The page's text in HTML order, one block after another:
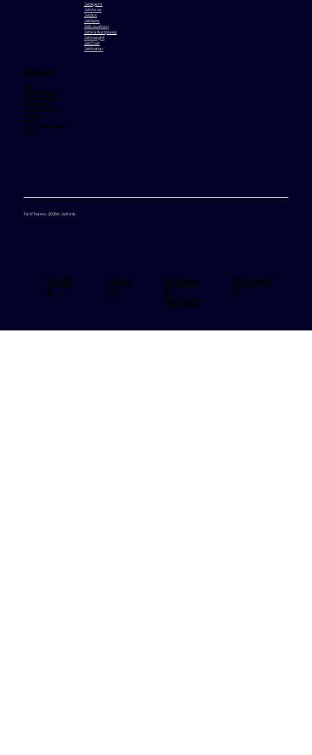
JetAgent
JetVoice
JetBot
JetRate
JetLocation
JetMarketplace
JetInsight
JetChat
JetAvatar
Şirket
Marka Varlıkları
Vaka Çalışmaları
Telif hakkı 2025© Jetlink
Gizlili
k
Şartl
ar
Kullanı
cı
Verileri
Güvenli
k